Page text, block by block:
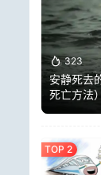
323
安静死去
死亡方法）